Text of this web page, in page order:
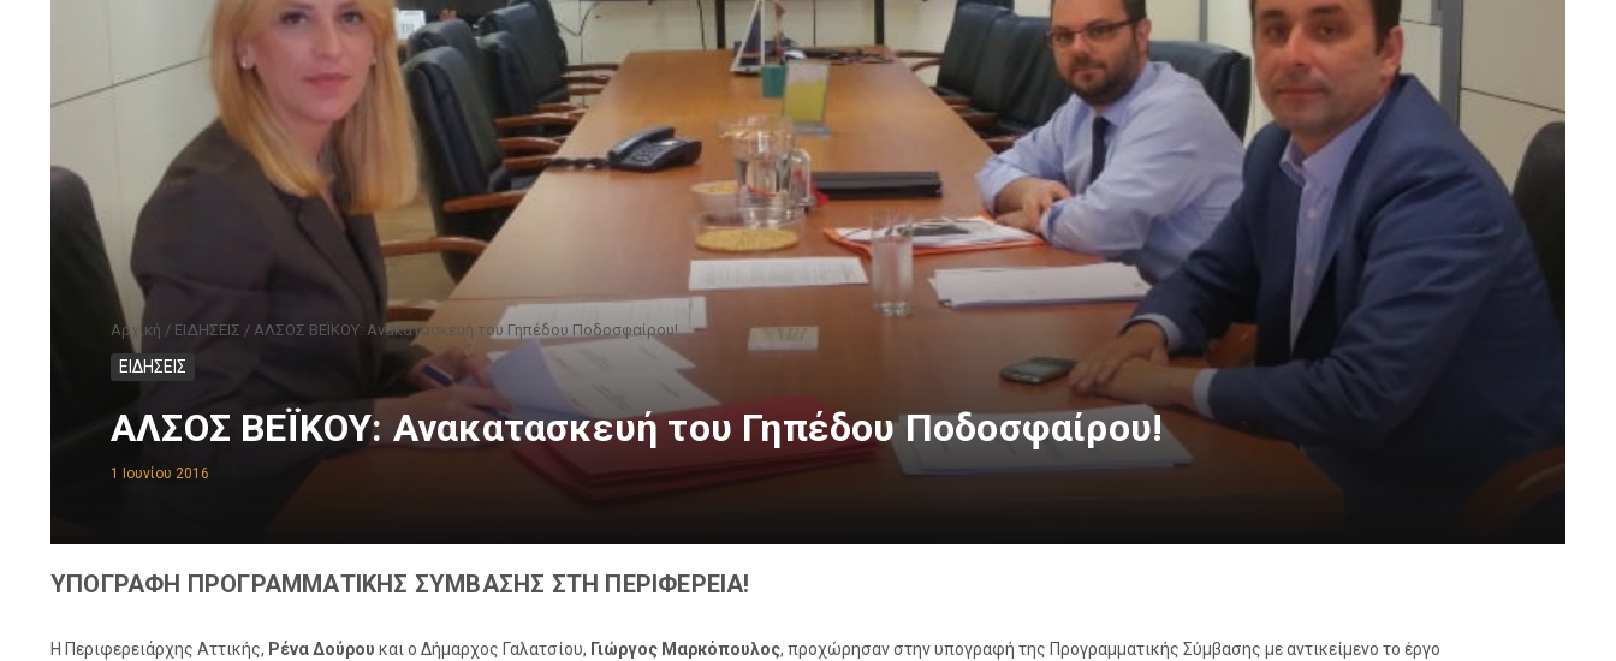
Αρχική / ΕΙΔΗΣΕΙΣ / ΑΛΣΟΣ ΒΕΪΚΟΥ: Ανακατασκευή του Γηπέδου Ποδοσφαίρου!
ΕΙΔΗΣΕΙΣ
ΑΛΣΟΣ ΒΕΪΚΟΥ: Ανακατασκευή του Γηπέδου Ποδοσφαίρου!
1 Ιουνίου 2016
ΥΠΟΓΡΑΦΗ ΠΡΟΓΡΑΜΜΑΤΙΚΗΣ ΣΥΜΒΑΣΗΣ ΣΤΗ ΠΕΡΙΦΕΡΕΙΑ!
Η Περιφερειάρχης Αττικής, Ρένα Δούρου και ο Δήμαρχος Γαλατσίου, Γιώργος Μαρκόπουλος, προχώρησαν στην υπογραφή της Προγραμματικής Σύμβασης με αντικείμενο το έργο